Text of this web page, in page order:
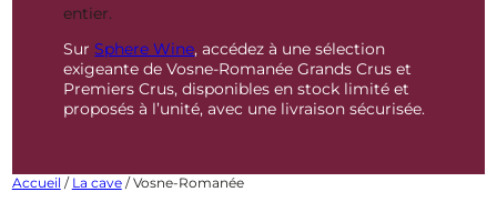
entier.
SurSphere Wine, accédez à une sélection
exigeante de Vosne-Romanée Grands Crus et
Premiers Crus, disponibles en stock limité et
proposés à l’unité, avec une livraison sécurisée.
Accueil / La cave/ Vosne-Romanée